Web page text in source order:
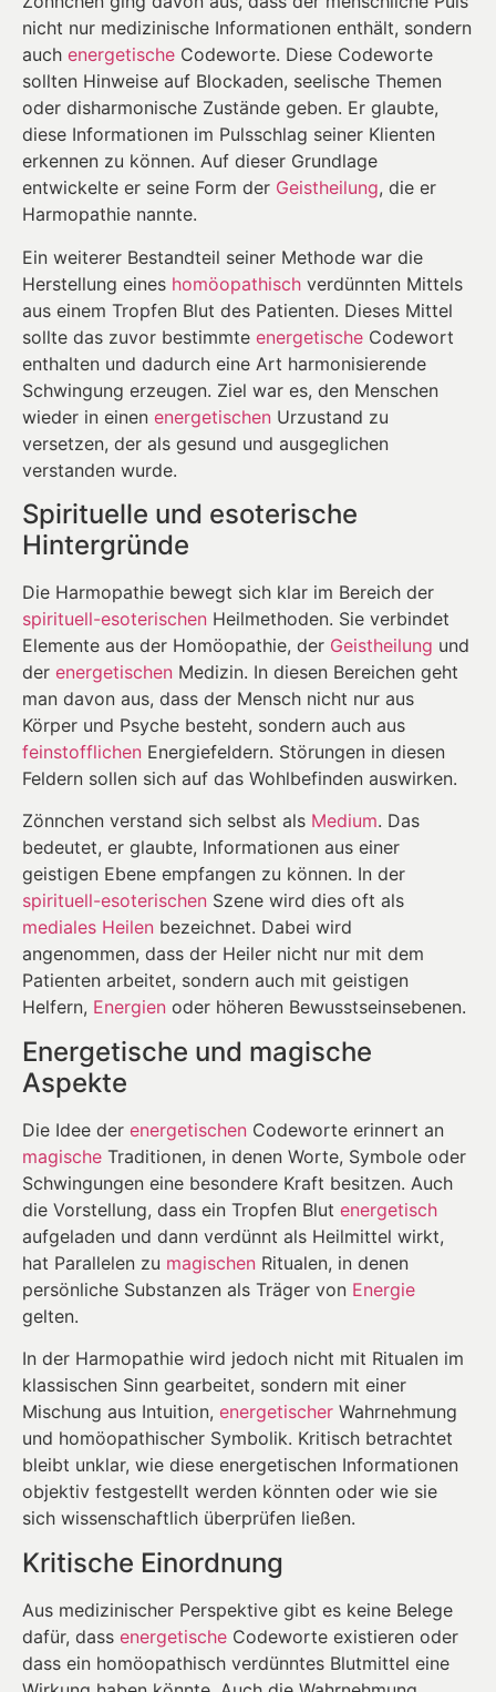
nicht nur medizinische Informationen enthält, sondern
auch energetische Codeworte. Diese Codeworte
sollten Hinweise auf Blockaden, seelische Themen
oder disharmonische Zustände geben. Er glaubte,
diese Informationen im Pulsschlag seiner Klienten
erkennen zu können. Auf dieser Grundlage
entwickelte er seine Form der Geistheilung, die er
Harmopathie nannte.
Ein weiterer Bestandteil seiner Methode war die
Herstellung eines homöopathisch verdünnten Mittels
aus einem Tropfen Blut des Patienten. Dieses Mittel
sollte das zuvor bestimmte energetische Codewort
enthalten und dadurch eine Art harmonisierende
Schwingung erzeugen. Ziel war es, den Menschen
wieder in einen energetischen Urzustand zu
versetzen, der als gesund und ausgeglichen
verstanden wurde.
Spirituelle und esoterische
Hintergründe
Die Harmopathie bewegt sich klar im Bereich der
spirituell-esoterischen Heilmethoden. Sie verbindet
Elemente aus der Homöopathie, der Geistheilung und
der energetischen Medizin. In diesen Bereichen geht
man davon aus, dass der Mensch nicht nur aus
Körper und Psyche besteht, sondern auch aus
feinstofflichen Energiefeldern. Störungen in diesen
Feldern sollen sich auf das Wohlbefinden auswirken.
Zönnchen verstand sich selbst als Medium. Das
bedeutet, er glaubte, Informationen aus einer
geistigen Ebene empfangen zu können. In der
spirituell-esoterischen Szene wird dies oft als
mediales Heilen bezeichnet. Dabei wird
angenommen, dass der Heiler nicht nur mit dem
Patienten arbeitet, sondern auch mit geistigen
Helfern, Energien oder höheren Bewusstseinsebenen.
Energetische und magische
Aspekte
Die Idee der energetischen Codeworte erinnert an
magische Traditionen, in denen Worte, Symbole oder
Schwingungen eine besondere Kraft besitzen. Auch
die Vorstellung, dass ein Tropfen Blut energetisch
aufgeladen und dann verdünnt als Heilmittel wirkt,
hat Parallelen zu magischen Ritualen, in denen
persönliche Substanzen als Träger von Energie
gelten.
In der Harmopathie wird jedoch nicht mit Ritualen im
klassischen Sinn gearbeitet, sondern mit einer
Mischung aus Intuition, energetischer Wahrnehmung
und homöopathischer Symbolik. Kritisch betrachtet
bleibt unklar, wie diese energetischen Informationen
objektiv festgestellt werden könnten oder wie sie
sich wissenschaftlich überprüfen ließen.
Kritische Einordnung
Aus medizinischer Perspektive gibt es keine Belege
dafür, dass energetische Codeworte existieren oder
dass ein homöopathisch verdünntes Blutmittel eine